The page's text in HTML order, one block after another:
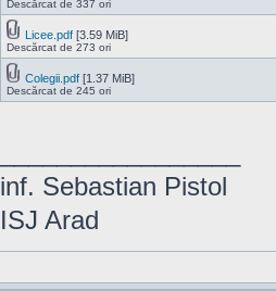
Descărcat de 337 ori
Licee.pdf [3.59 MiB]
Descărcat de 273 ori
Colegii.pdf [1.37 MiB]
Descărcat de 245 ori
inf. Sebastian Pistol
ISJ Arad